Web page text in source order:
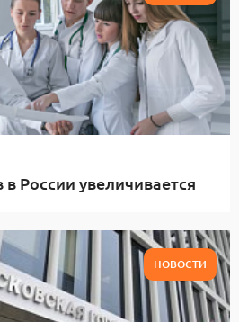
России увеличивается
НОВОСТИ